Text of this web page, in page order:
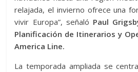
relajada, el invierno ofrece una
vivir Europa”, señaló Paul
Planificación de Itinerarios y
America Line.
La temporada ampliada se